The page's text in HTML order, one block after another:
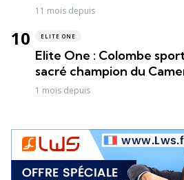
11 mois depuis
ELITE ONE
Elite One : Colombe
sacré champion du
1 mois depuis